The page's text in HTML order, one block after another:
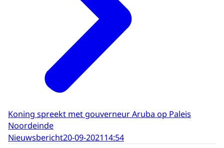
Koning spreekt met gouverneur Aruba op Paleis
Noordeinde
Nieuwsbericht20-09-202114:54